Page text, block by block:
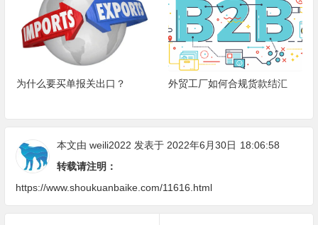
外贸工厂如何合规货款结汇 外贸收款xtransfer怎么样？
本文由 weili2022 发表于 2022年6月30日 18:06:58
转载请注明：
https://www.shoukuanbaike.com/11616.html